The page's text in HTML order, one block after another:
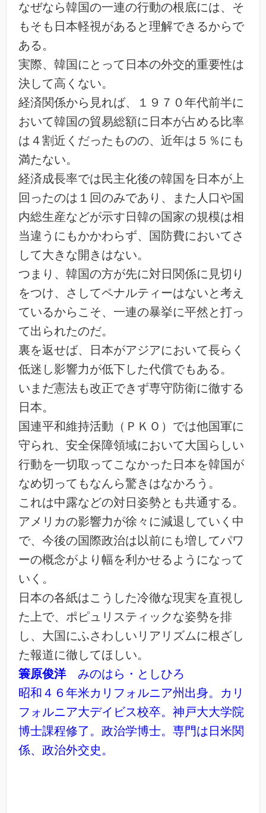
なぜなら韓国の一連の行動の根底には、そ
もそも日本軽視があると理解できるからで
ある。
実際、韓国にとって日本の外交的重要性は
決して高くない。
経済関係から見れば、１９７０年代前半に
おいて韓国の貿易総額に日本が占める比率
は４割近くだったものの、近年は５％にも
満たない。
経済成長率では民主化後の韓国を日本が上
回ったのは１回のみであり、また人口や国
内総生産などが示す日韓の国家の規模は相
当違うにもかかわらず、国防費においてさ
して大きな開きはない。
つまり、韓国の方が先に対日関係に見切り
をつけ、さしてペナルティーはないと考え
ているからこそ、一連の暴挙に平然と打っ
て出られたのだ。
裏を返せば、日本がアジアにおいて長らく
低迷し影響力が低下した代償でもある。
いまだ憲法も改正できず専守防衛に徹する
日本。
国連平和維持活動（ＰＫＯ）では他国軍に
守られ、安全保障領域において大国らしい
行動を一切取ってこなかった日本を韓国が
なめ切ってもなんら驚きはなかろう。
これは中露などの対日姿勢とも共通する。
アメリカの影響力が徐々に減退していく中
で、今後の国際政治は以前にも増してパワ
ーの概念がより幅を利かせるようになって
いく。
日本の各紙はこうした冷徹な現実を直視し
た上で、ポピュリスティックな姿勢を排
し、大国にふさわしいリアリズムに根ざし
た報道に徹してほしい。
簑原俊洋
みのはら・としひろ
昭和４６年米カリフォルニア州出身。カリ
フォルニア大デイビス校卒。神戸大大学院
博士課程修了。政治学博士。専門は日米関
係、政治外交史。